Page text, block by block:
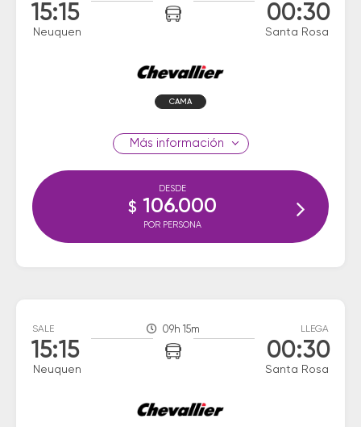
15:15
Neuquen
00:30
Santa Rosa
CAMA
información
DESDE
$ 106.000
POR PERSONA
SALE
15:15
Neuquen
09h 15m LLEGA
00:30
Santa Rosa